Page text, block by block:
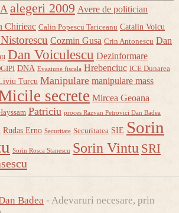
alegeri 2009 Avere de politician
Chirieac Calin Popescu Tariceanu Catalin Voicu
Cozmin Gusa Crin Antonescu Dan
Dan Voiculescu Dezinformare
DNA Evaziune fiscala Hrebenciuc ICE Dunarea
Turcu Manipulare manipulare mass
secrete Mircea Geoana
Patriciu proces Razvan Petrovici Dan Badea
Rudas Erno Securitate Securitatea SIE Sorin
Sorin Rosca Stanescu Sorin Vintu SRI
Badea - Adevaruri necesare, prin